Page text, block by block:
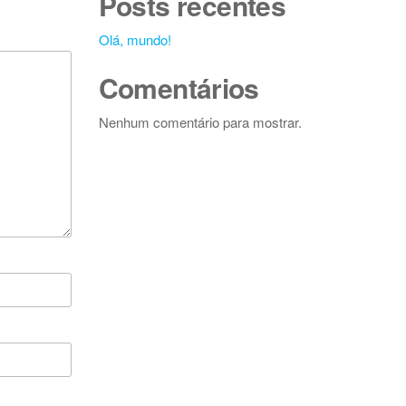
Olá, mundo!
Comentários
Nenhum comentário para mostrar.